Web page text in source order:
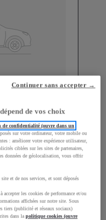
0,5L/100 km
de vos choix
de confidentialité (ouvre dans un
sur votre ordinateur, votre mobile ou
: améliorer votre expérience utilisateur,
ciblées sur les sites de partenaires,
données de géolocalisation, vous offrir
et de nos services, et sont déposés
les cookies de performance et/ou
affichées sur notre site. Sous
tiers (publicité et réseaux sociaux)
dans lapolitique cookies (ouvre
Continuer sans accepter →